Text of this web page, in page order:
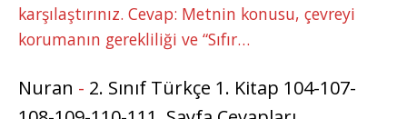
karşılaştırınız. Cevap: Metnin konusu, çevreyi
korumanın gerekliliği ve “Sıfır…
Nuran - 2. Sınıf Türkçe 1. Kitap 104-107-